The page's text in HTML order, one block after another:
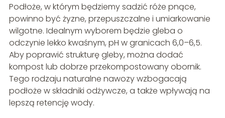
Podłoże, w którym będziemy sadzić róże pnące,
powinno być żyzne, przepuszczalne i umiarkowanie
wilgotne. Idealnym wyborem będzie gleba o
odczynie lekko kwaśnym, pH w granicach 6,0–6,5.
Aby poprawić strukturę gleby, można dodać
kompost lub dobrze przekompostowany obornik.
Tego rodzaju naturalne nawozy wzbogacają
podłoże w składniki odżywcze, a także wpływają na
lepszą retencję wody.